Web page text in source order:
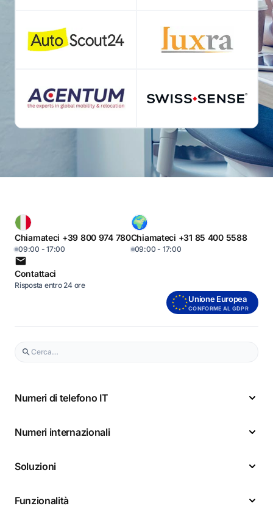
Chiamateci +39 800 974 780
09:00 - 17:00
Chiamateci +31 85 400 5588
09:00 - 17:00
Contattaci
Risposta entro 24 ore
Unione Europea
CONFORME AL GDPR
Numeri di telefono IT
Numeri internazionali
Soluzioni
Funzionalità